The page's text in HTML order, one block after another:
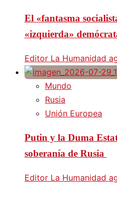
El «fantasma
«izquierda»
Editor La Humanidad
Mundo
Rusia
Unión Europea
Putin y la Duma
soberanía de Rusia
Editor La Humanidad